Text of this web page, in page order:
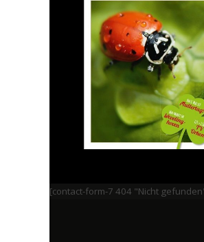
[contact-form-7 404 "Nicht